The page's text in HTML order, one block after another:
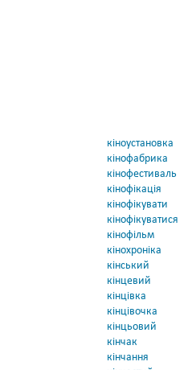
кіноустановка
кінофабрика
кінофестиваль
кінофікація
кінофікувати
кінофікуватися
кінофільм
кінохроніка
кінський
кінцевий
кінцівка
кінцівочка
кінцьовий
кінчак
кінчання